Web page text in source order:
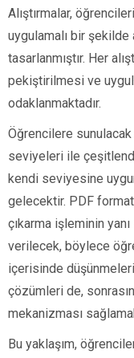
Alıştırmalar,
uygulamalı bir şekilde
tasarlanmıştır. Her
pekiştirilmesi ve
odaklanmaktadır.
Öğrencilere sunulacak
seviyeleri ile
kendi seviyesine
gelecektir. PDF
çıkarma işleminin
verilecek, böylece
içerisinde düşünmeleri
çözümleri de,
mekanizması
Bu yaklaşım,